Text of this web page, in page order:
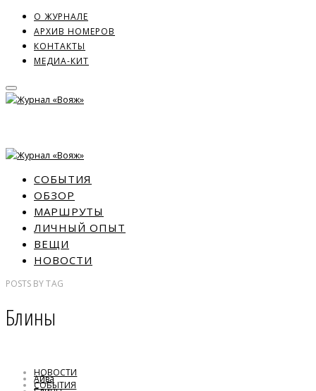
О ЖУРНАЛЕ
АРХИВ НОМЕРОВ
КОНТАКТЫ
МЕДИА-КИТ
СОБЫТИЯ
ОБЗОР
МАРШРУТЫ
ЛИЧНЫЙ ОПЫТ
ВЕЩИ
НОВОСТИ
POSTS BYTAG
Блины
НОВОСТИ
СОБЫТИЯ
Айва